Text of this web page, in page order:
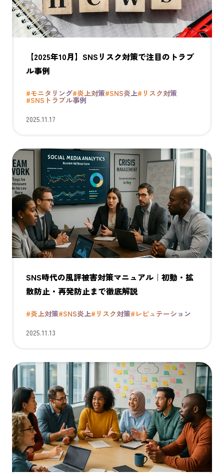
【2025年10月】SNSリスク対策で注目のトラブ
ル事例
#モニタリング#炎上対策#SNS炎上#リスク対策
#SNSトラブル事例
2025.11.17
SNS時代の風評被害対策マニュアル｜初動・拡
散防止・再発防止まで徹底解説
#炎上対策#SNS炎上#リスク対策#レピュテーション
2025.11.13